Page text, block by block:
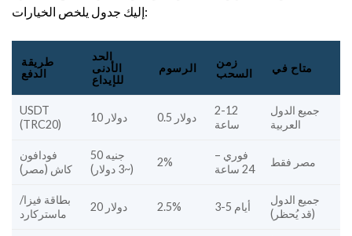
إليك جدول يلخص الخيارات:
طريقة
الدفع
الحد
الأدنى
للإيداع
الرسوم
زمن
السحب
متاح في
USDT
(TRC20)
10 دولار 0.5 دولار
2-12
ساعة
جميع الدول
العربية
فودافون
كاش (مصر)
50 جنيه
(~3 دولار)
2%
فوري –
24 ساعة
مصر فقط
بطاقة فيزا/
ماستركارد
20 دولار 2.5% 3-5 أيام
جميع الدول
(قد يُحظر)